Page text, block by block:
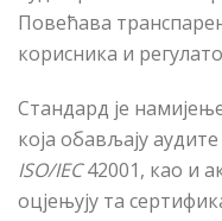
Повећава
корисника и
Стандард је
која обављају аудите
ISO/IEC 42001, као и
оцјењују та